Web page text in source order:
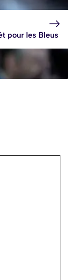
pour les Bleus